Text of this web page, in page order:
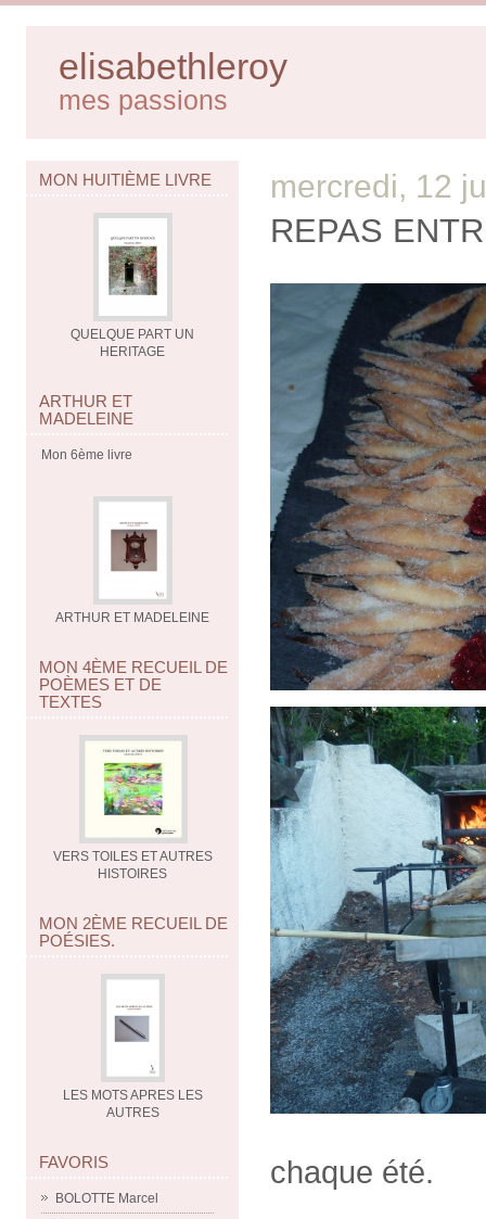
elisabethleroy
mes passions
MON HUITIÈME LIVRE
QUELQUE PART UN
HERITAGE
ARTHUR ET
MADELEINE
Mon 6ème livre
ARTHUR ET MADELEINE
MON 4ÈME RECUEIL DE
POÈMES ET DE
TEXTES
VERS TOILES ET AUTRES
HISTOIRES
MON 2ÈME RECUEIL DE
POÉSIES.
LES MOTS APRES LES
AUTRES
FAVORIS
BOLOTTE Marcel
mercredi, 12
REPAS
chaque été.